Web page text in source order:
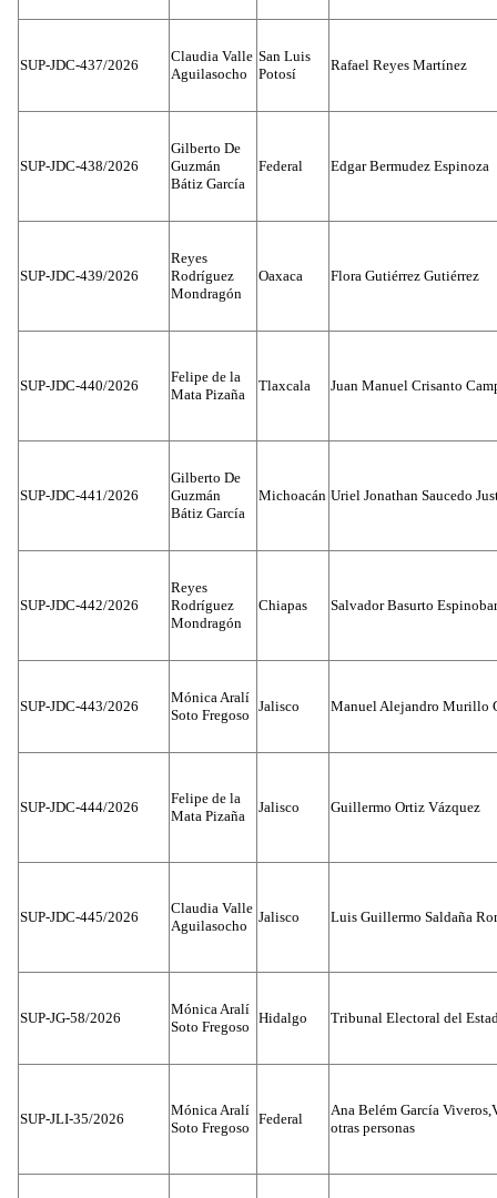
SUP-JDC-437/2026
Claudia Valle
Aguilasocho
San Luis
Potosí
Rafael Reyes Martínez
SUP-JDC-438/2026
Gilberto De
Guzmán
Bátiz García
Federal Edgar Bermudez Espinoza
SUP-JDC-439/2026
Reyes
Rodríguez
Mondragón
Oaxaca Flora Gutiérrez Gutiérrez
SUP-JDC-440/2026
Felipe de la
Mata Pizaña
Tlaxcala Juan Manuel Crisanto
SUP-JDC-441/2026
Gilberto De
Guzmán
Bátiz García
Michoacán Uriel Jonathan Saucedo
SUP-JDC-442/2026
Reyes
Rodríguez
Mondragón
Chiapas Salvador Basurto
SUP-JDC-443/2026
Mónica Aralí
Soto Fregoso
Jalisco Manuel Alejandro Murillo
SUP-JDC-444/2026
Felipe de la
Mata Pizaña
Jalisco Guillermo Ortiz Vázquez
SUP-JDC-445/2026
Claudia Valle
Aguilasocho
Jalisco Luis Guillermo Saldaña
SUP-JG-58/2026
Mónica Aralí
Soto Fregoso
Hidalgo Tribunal Electoral del
SUP-JLI-35/2026
Mónica Aralí
Soto Fregoso
Federal
Ana Belém García
otras personas